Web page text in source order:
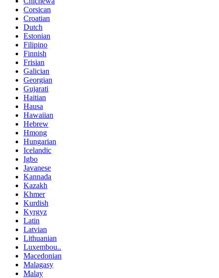
Corsican
Croatian
Dutch
Estonian
Filipino
Finnish
Frisian
Galician
Georgian
Gujarati
Haitian
Hausa
Hawaiian
Hebrew
Hmong
Hungarian
Icelandic
Igbo
Javanese
Kannada
Kazakh
Khmer
Kurdish
Kyrgyz
Latin
Latvian
Lithuanian
Luxembou..
Macedonian
Malagasy
Malay